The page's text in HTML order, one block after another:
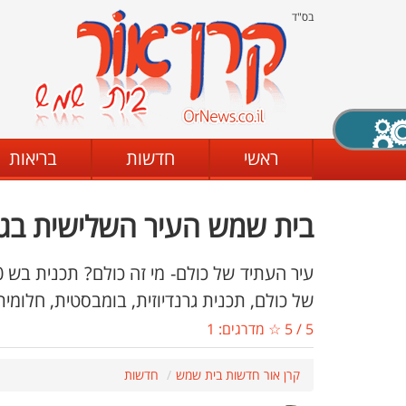
בס"ד
ראשי חדשות בריאות
בית שמש העיר השלישית
של כולם, תכנית גרנדיוזית, בומבסטית,
5
/
5 ☆ מדרגים: 1
קרן אור חדשות בית שמש חדשות
X סגירה
מצב שחור - לבן קביעת ניגודיות
גופן קריא הגדלת האתר